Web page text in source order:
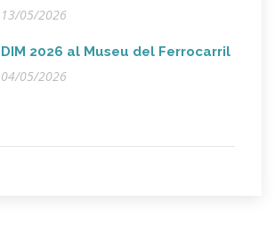
13/05/2026
DIM 2026 al Museu del Ferrocarril
04/05/2026